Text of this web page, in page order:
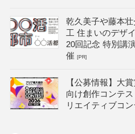
乾久美子や藤本
工 住まいのデザ
20回記念 特別講
催[PR]
【公募情報】大
向け創作コンテ
リエイティブコ